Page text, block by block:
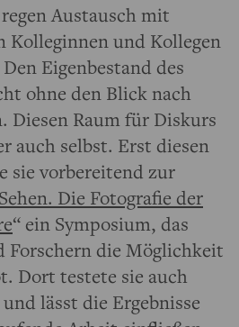
Austausch mit
Kolleginnen und Kollegen
Eigenbestand des
ohne den Blick nach
Diesen Raum für Diskurs
auch selbst. Erst diesen
sie vorbereitend zur
Die Fotografie der
“ ein Symposium, das
Forschern die Möglichkeit
Dort testete sie auch
lässt die Ergebnisse